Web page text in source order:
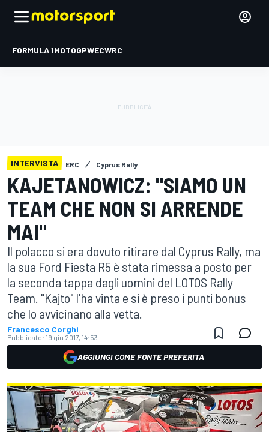
FORMULA 1MOTOGPWECWRC
INTERVISTA ERC Cyprus Rally
KAJETANOWICZ: "SIAMO UN
TEAM CHE NON SI ARRENDE
MAI"
Il polacco si era dovuto ritirare dal Cyprus Rally, ma
la sua Ford Fiesta R5 è stata rimessa a posto per
la seconda tappa dagli uomini del LOTOS Rally
Team. "Kajto" l'ha vinta e si è preso i punti bonus
che lo avvicinano alla vetta.
Francesco Corghi
Pubblicato: 19 giu 2017, 14:53
AGGIUNGI COME FONTE PREFERITA